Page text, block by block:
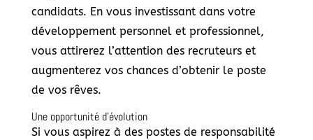
candidats. En vous investissant dans votre
développement personnel et professionnel,
vous attirerez l’attention des recruteurs et
augmenterez vos chances d’obtenir le poste
de vos rêves.
Une opportunité d’évolution
Si vous aspirez à des postes de responsabilité